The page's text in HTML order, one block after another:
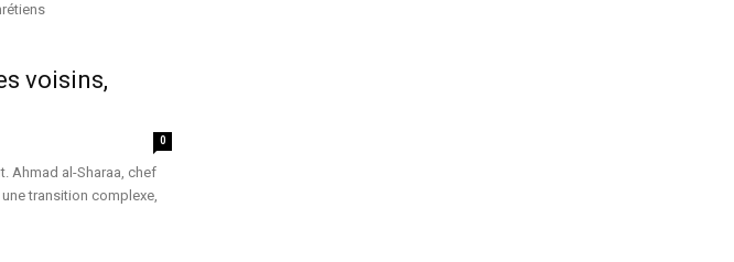
voisins,
0
Ahmad al-Sharaa, chef
transition complexe,